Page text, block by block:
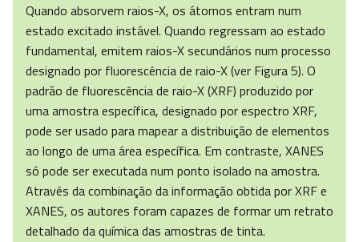
Quando absorvem raios-X, os átomos entram num
estado excitado instável. Quando regressam ao estado
fundamental, emitem raios-X secundários num processo
designado por fluorescência de raio-X (ver Figura 5). O
padrão de fluorescência de raio-X (XRF) produzido por
uma amostra específica, designado por espectro XRF,
pode ser usado para mapear a distribuição de elementos
ao longo de uma área específica. Em contraste, XANES
só pode ser executada num ponto isolado na amostra.
Através da combinação da informação obtida por XRF e
XANES, os autores foram capazes de formar um retrato
detalhado da química das amostras de tinta.